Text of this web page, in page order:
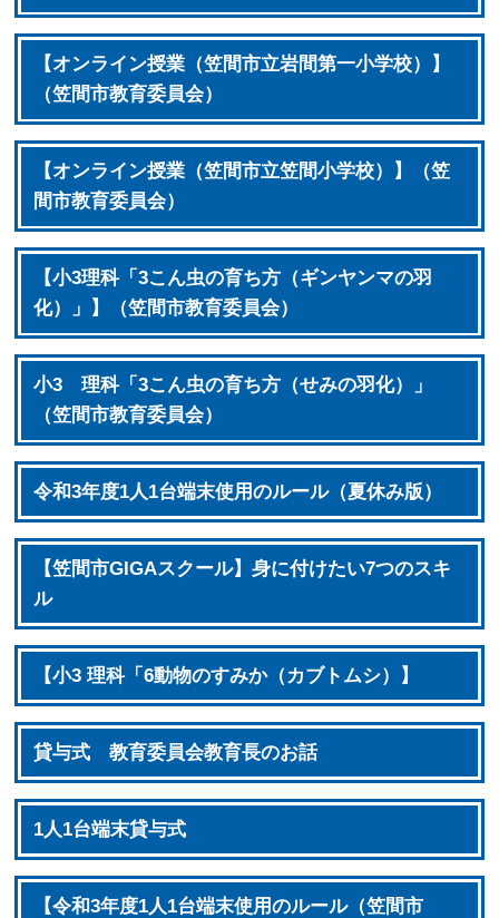
【オンライン授業（笠間市立岩間第一小学校）】
（笠間市教育委員会）
【オンライン授業（笠間市立笠間小学校）】（笠
間市教育委員会）
【小3理科「3こん虫の育ち方（ギンヤンマの羽
化）」】（笠間市教育委員会）
小3 理科「3こん虫の育ち方（せみの羽化）」
（笠間市教育委員会）
令和3年度1人1台端末使用のルール（夏休み版）
【笠間市GIGAスクール】身に付けたい7つのスキ
ル
【小3 理科「6動物のすみか（カブトムシ）】
貸与式 教育委員会教育長のお話
1人1台端末貸与式
【令和3年度1人1台端末使用のルール（笠間市